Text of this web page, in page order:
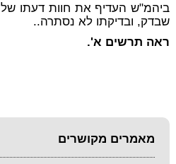
ביהמ"ש העדיף את חוות דעתו של
שבדק, ובדיקתו לא נסתרה..
ראה תרשים א'.
מאמרים מקושרים